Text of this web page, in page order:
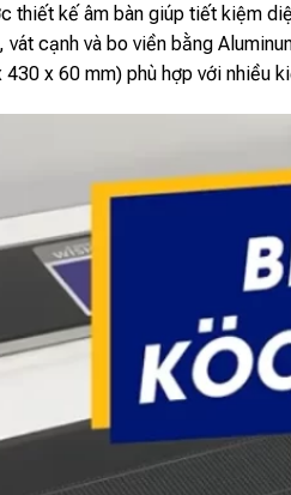
thiết kế âm bàn giúp tiết kiệm
cạnh và bo viền bằng
x 60 mm) phù hợp với nhiều